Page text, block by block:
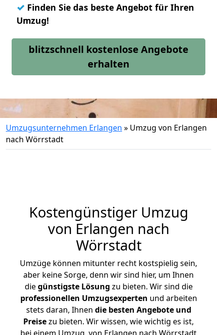
✓ Finden Sie das beste Angebot für Ihren
Umzug!
blitzschnell kostenlose Angebote
erhalten
Umzugsunternehmen Erlangen » Umzug von Erlangen
nach Wörrstadt
Kostengünstiger Umzug
von Erlangen nach
Wörrstadt
Umzüge können mitunter recht kostspielig sein,
aber keine Sorge, denn wir sind hier, um Ihnen
diegünstigste Lösung zu bieten. Wir sind die
professionellen Umzugsexperten und arbeiten
stets daran, Ihnen die besten Angebote und
Preisezu bieten. Wir wissen, wie wichtig es ist,